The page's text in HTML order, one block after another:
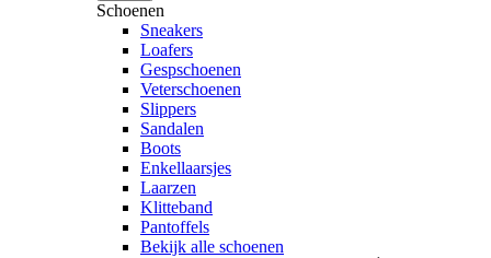
Schoenen
Sneakers
Loafers
Gespschoenen
Veterschoenen
Slippers
Sandalen
Boots
Enkellaarsjes
Laarzen
Klitteband
Pantoffels
Bekijk alle schoenen